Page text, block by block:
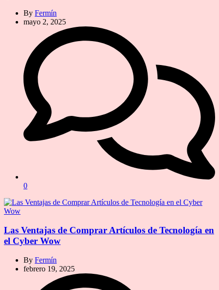
By Fermín
mayo 2, 2025
0
Las Ventajas de Comprar Artículos de Tecnología en
el Cyber Wow
By Fermín
febrero 19, 2025